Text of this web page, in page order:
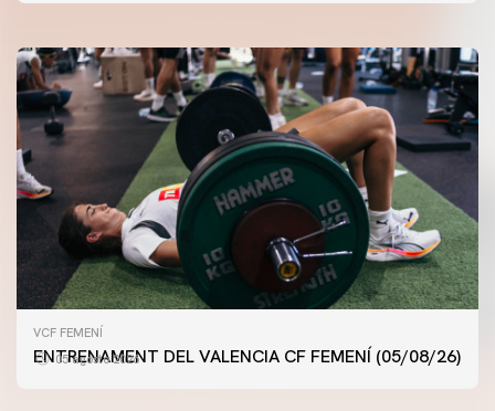
VCF FEMENÍ
ENTRENAMENT DEL VALENCIA CF FEMENÍ (05/08/26)
05 agosto 2026